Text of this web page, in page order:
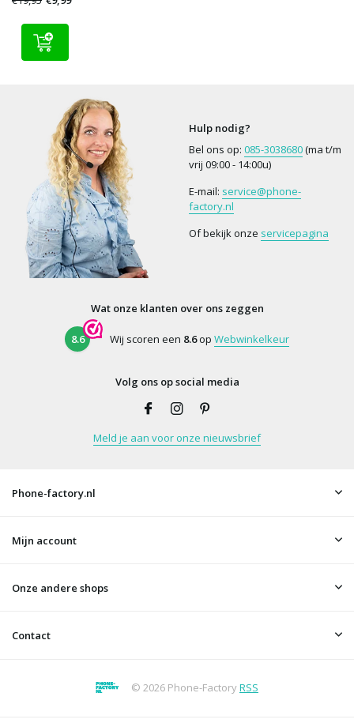
Hulp nodig?
Bel ons op: 085-3038680(ma t/m
vrij 09:00 - 14:00u)
E-mail: service@phone-
factory.nl
Of bekijk onze servicepagina
Wat onze klanten over ons zeggen
8.6 Wij scoren een 8.6op Webwinkelkeur
Volg ons op social media
Meld je aan voor onze nieuwsbrief
Phone-factory.nl
Mijn account
Onze andere shops
Contact
© 2026 Phone-FactoryRSS